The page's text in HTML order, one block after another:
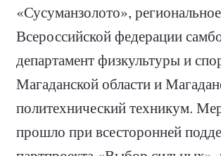
«Сусуманзолото»,
Всероссийской федерации
департамент физкультуры и
Магаданской области и
политехнический техникум.
прошло при всесторонней